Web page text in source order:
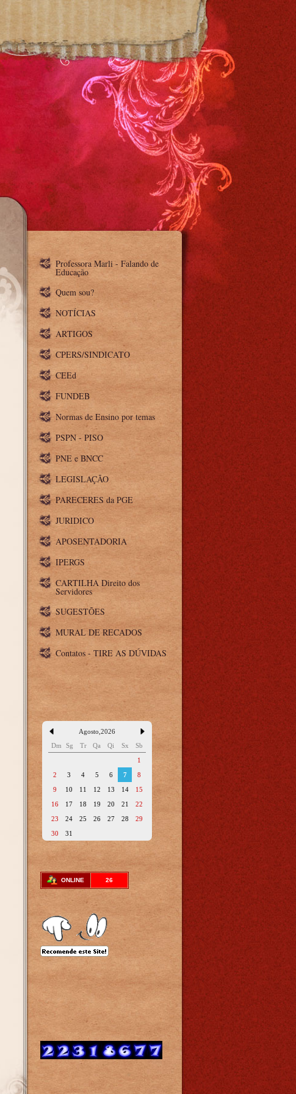
Professora Marli - Falando de
Educação
Quem sou?
NOTÍCIAS
ARTIGOS
CPERS/SINDICATO
CEEd
FUNDEB
Normas de Ensino por temas
PSPN - PISO
PNE e BNCC
LEGISLAÇÃO
PARECERES da PGE
JURIDICO
APOSENTADORIA
IPERGS
CARTILHA Direito dos
Servidores
SUGESTÕES
MURAL DE RECADOS
Contatos - TIRE AS DÚVIDAS
Agosto 2026
Dm
Sg Tr Qa Qi Sx
Sb
1
2
3 4 5 6 7
8
9
10 11 12 13 14
15
16
17 18 19 20 21
22
23
24 25 26 27 28
29
30
31
ONLINE 26